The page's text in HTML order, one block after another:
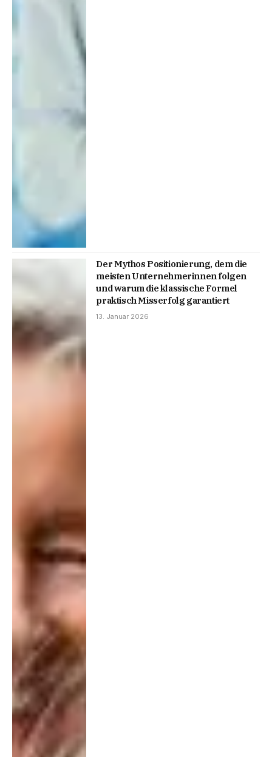
Der Mythos Positionierung, dem die
meisten Unternehmerinnen folgen
und warum die klassische Formel
praktisch Misserfolg garantiert
13. Januar 2026